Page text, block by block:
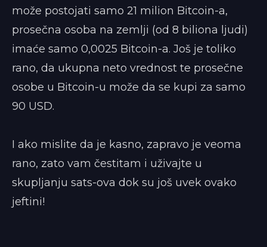
može postojati samo 21 milion Bitcoin-a,
prosečna osoba na zemlji (od 8 biliona ljudi)
imaće samo 0,0025 Bitcoin-a. Još je toliko
rano, da ukupna neto vrednost te prosečne
osobe u Bitcoin-u može da se kupi za samo
90 USD.
I ako mislite da je kasno, zapravo je veoma
rano, zato vam čestitam i uživajte u
skupljanju sats-ova dok su još uvek ovako
jeftini!